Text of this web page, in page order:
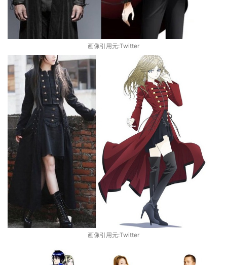
画像引用元:Twitter
画像引用元:Twitter